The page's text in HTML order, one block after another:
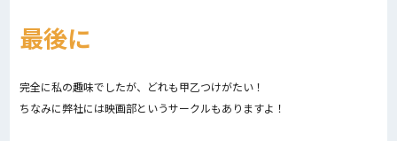
最後に
完全に私の趣味でしたが、どれも甲乙つけがたい！
ちなみに弊社には映画部というサークルもありますよ！